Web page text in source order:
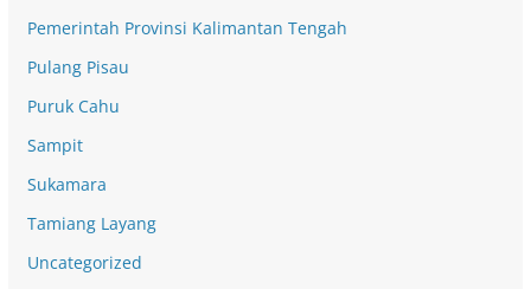
Pemerintah Provinsi Kalimantan Tengah
Pulang Pisau
Puruk Cahu
Sampit
Sukamara
Tamiang Layang
Uncategorized